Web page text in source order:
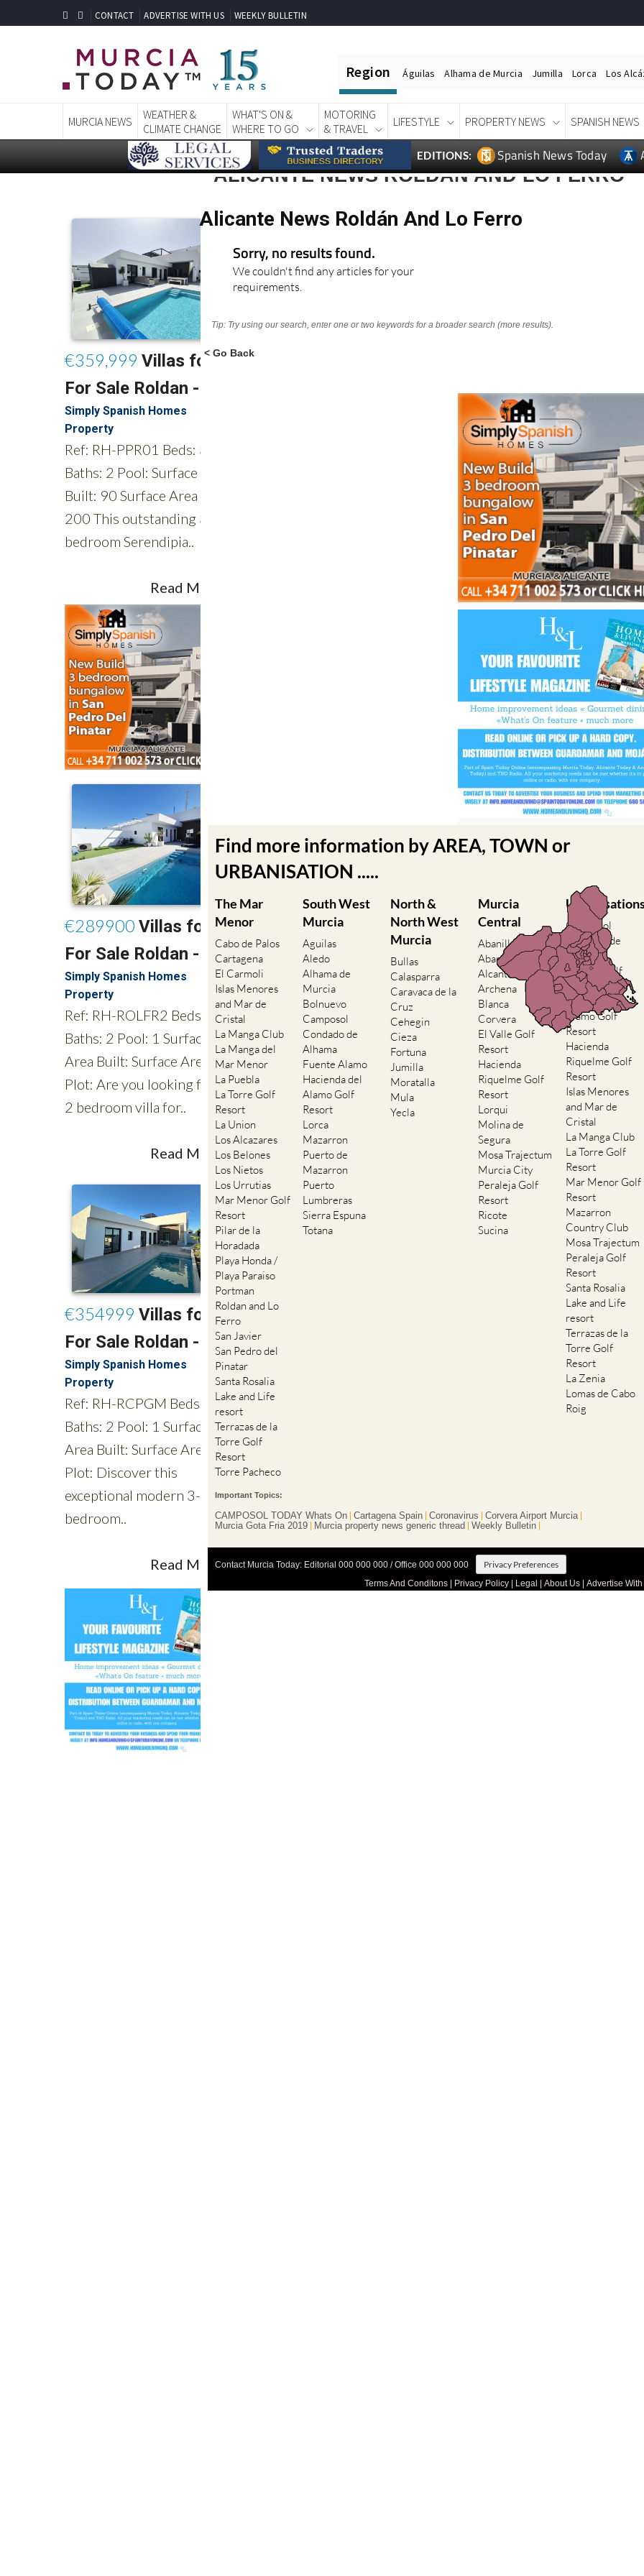
CONTACT ADVERTISE WITH US WEEKLY BULLETIN
Region Águilas Alhama de Murcia Jumilla Lorca Los
MURCIA NEWS
WEATHER &
CLIMATE CHANGE
WHAT'S ON &
WHERE TO GO
MOTORING
& TRAVEL
LIFESTYLE PROPERTY NEWS SPANISH NEWS
EDITIONS: Spanish News Today
ALICANTE NEWS ROLDÁN AND LO FERRO
Alicante News Roldán And Lo Ferro
Sorry, no results found.
We couldn't find any articles for your
requirements.
Tip: Try using our search, enter one or two keywords for a broader search (more results).
< Go Back
Find more information by AREA, TOWN or
URBANISATION .....
The Mar
Menor
Cabo de Palos
Cartagena
El Carmoli
Islas Menores
and Mar de
Cristal
La Manga Club
La Manga del
Mar Menor
La Puebla
La Torre Golf
Resort
La Union
Los Alcazares
Los Belones
Los Nietos
Los Urrutias
Mar Menor Golf
Resort
Pilar de la
Horadada
Playa Honda /
Playa Paraiso
Portman
Roldan and Lo
Ferro
San Javier
San Pedro del
Pinatar
Santa Rosalia
Lake and Life
resort
Terrazas de la
Torre Golf
Resort
Torre Pacheco
South West
Murcia
Aguilas
Aledo
Alhama de
Murcia
Bolnuevo
Camposol
Condado de
Alhama
Fuente Alamo
Hacienda del
Alamo Golf
Resort
Lorca
Mazarron
Puerto de
Mazarron
Puerto
Lumbreras
Sierra Espuna
Totana
North &
North West
Murcia
Bullas
Calasparra
Caravaca de la
Cruz
Cehegin
Cieza
Fortuna
Jumilla
Moratalla
Mula
Yecla
Murcia
Central
Abanilla
Abaran
Alcantarilla
Archena
Blanca
Corvera
El Valle Golf
Resort
Hacienda
Riquelme Golf
Resort
Lorqui
Molina de
Segura
Mosa Trajectum
Murcia City
Peraleja Golf
Resort
Ricote
Sucina
Camposol
Condado de
Alhama
El Valle Golf
Resort
Hacienda del
Alamo Golf
Resort
Hacienda
Riquelme Golf
Resort
Islas Menores
and Mar de
Cristal
La Manga Club
La Torre Golf
Resort
Mar Menor Golf
Resort
Mazarron
Country Club
Mosa Trajectum
Peraleja Golf
Resort
Santa Rosalia
Lake and Life
resort
Terrazas de la
Torre Golf
Resort
La Zenia
Lomas de Cabo
Roig
Important Topics:
CAMPOSOL TODAY Whats On Cartagena Spain Coronavirus
Corvera Airport Murcia
Murcia Gota Fria 2019
Murcia property news generic thread Weekly Bulletin
Contact Murcia Today: Editorial 000 000 000 / Office 000 000 000 Privacy Preferences
Terms And Conditons| Privacy Policy| Legal About Us| Advertise